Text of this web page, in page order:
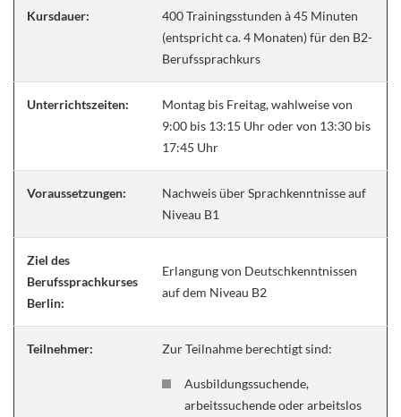
Kursdauer:
400 Trainingsstunden à 45 Minuten
(entspricht ca. 4 Monaten) für den B2-
Berufssprachkurs
Unterrichtszeiten:
Montag bis Freitag, wahlweise von
9:00 bis 13:15 Uhr oder von 13:30 bis
17:45 Uhr
Voraussetzungen:
Nachweis über Sprachkenntnisse auf
Niveau B1
Ziel des
Berufssprachkurses
Berlin:
Erlangung von Deutschkenntnissen
auf dem Niveau B2
Teilnehmer: Zur Teilnahme berechtigt sind:
Ausbildungssuchende,
arbeitssuchende oder arbeitslos